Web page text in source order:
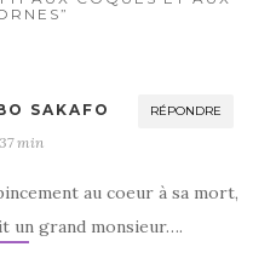
SAKAFO RÉPONDRE
min
au coeur à sa mort,
un grand monsieur….